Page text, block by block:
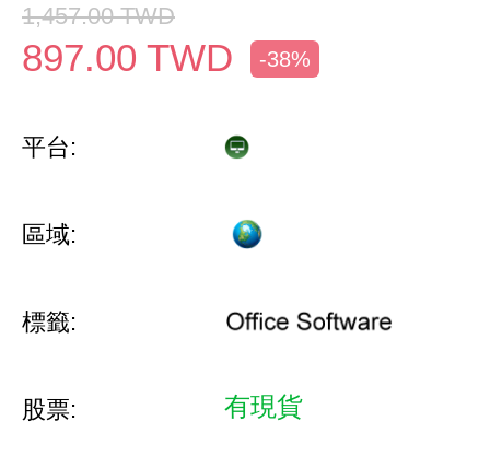
1,457.00 TWD
897.00 TWD -38%
平台:
區域:
標籤:
股票: 有現貨